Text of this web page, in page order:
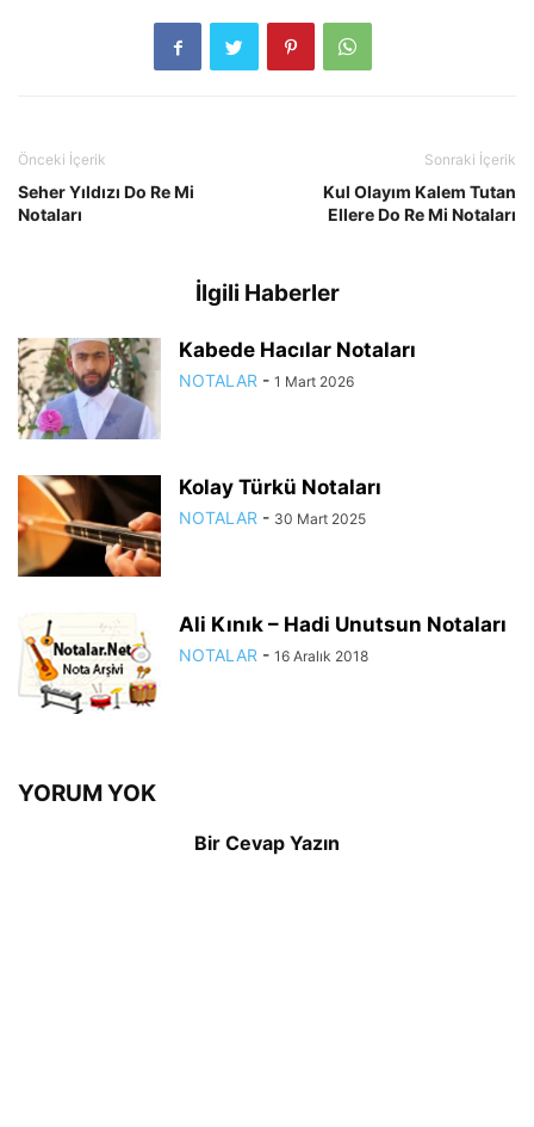
Önceki İçerik
Seher Yıldızı Do Re Mi
Notaları
Sonraki İçerik
Kul Olayım Kalem Tutan
Ellere Do Re Mi Notaları
İlgili Haberler
Kabede Hacılar Notaları
NOTALAR - 1 Mart 2026
Kolay Türkü Notaları
NOTALAR - 30 Mart 2025
Ali Kınık – Hadi Unutsun Notaları
NOTALAR - 16 Aralık 2018
YORUM YOK
Bir Cevap Yazın